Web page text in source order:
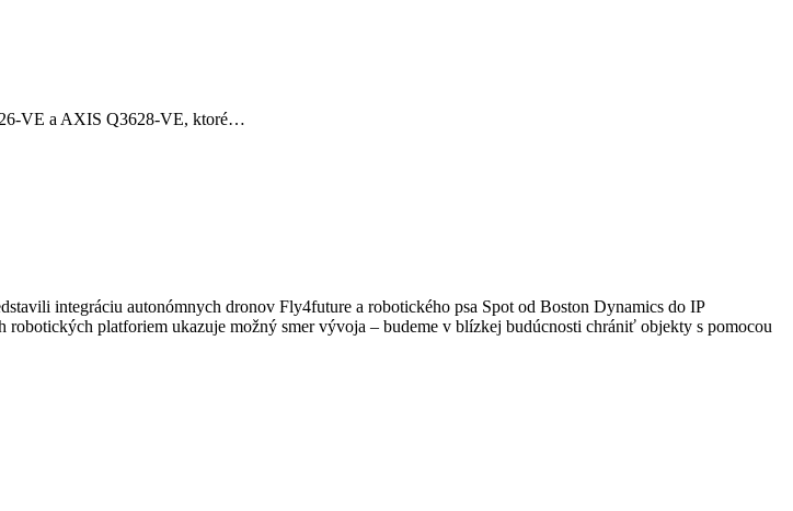
VE a AXIS Q3628-VE, ktoré…
integráciu autonómnych dronov Fly4future a robotického psa Spot od Boston Dynamics do IP
robotických platforiem ukazuje možný smer vývoja – budeme v blízkej budúcnosti chrániť objekty s pomocou